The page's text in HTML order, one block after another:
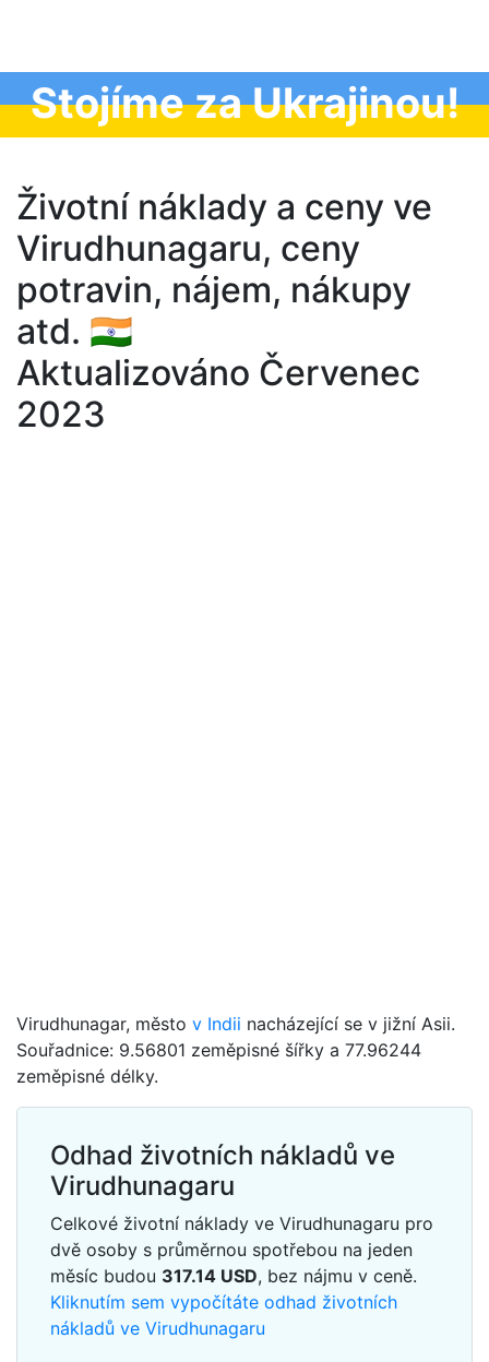
Stojíme za Ukrajinou!
Životní náklady a ceny ve
Virudhunagaru, ceny
potravin, nájem, nákupy
atd. 🇮🇳
Aktualizováno Červenec
2023
Virudhunagar, město v Indii nacházející se v jižní Asii.
Souřadnice: 9.56801 zeměpisné šířky a 77.96244
zeměpisné délky.
Odhad životních nákladů ve
Virudhunagaru
Celkové životní náklady ve Virudhunagaru pro
dvě osoby s průměrnou spotřebou na jeden
měsíc budou 317.14 USD, bez nájmu v ceně.
Kliknutím sem vypočítáte odhad životních
nákladů ve Virudhunagaru